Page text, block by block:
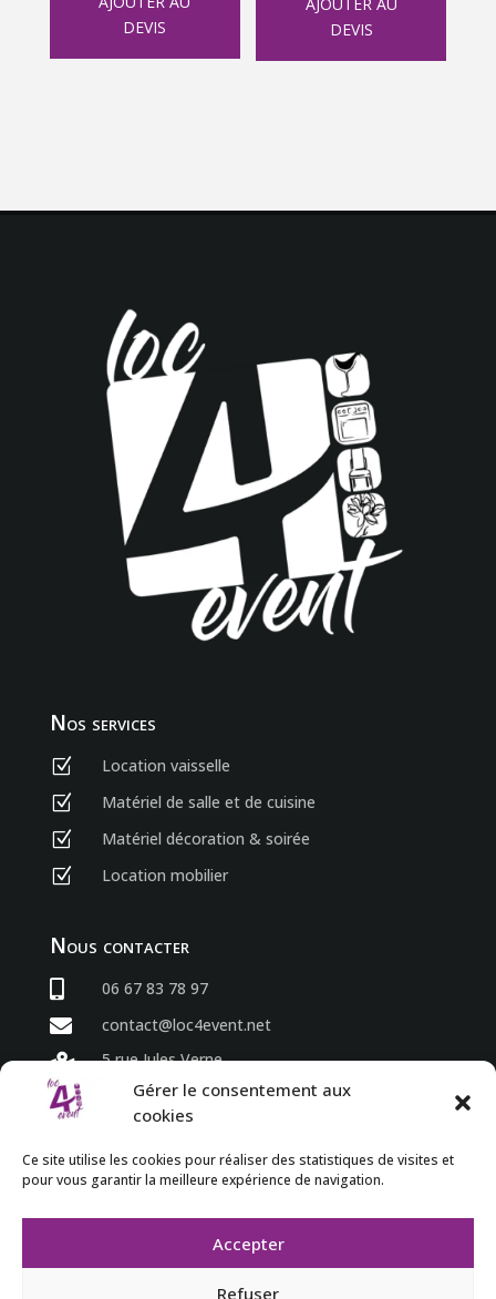
Gérer le consentement aux
cookies
Ce site utilise les cookies pour réaliser des statistiques de visites et
pour vous garantir la meilleure expérience de navigation.
Accepter
Refuser
DEVIS
DEVIS
Nos services
Z Location vaisselle
Z Matériel de salle et de cuisine
Z Matériel décoration & soirée
Z Location mobilier
Nous contacter
 06 67 83 78 97
 contact@loc4event.net

5 rue Jules Verne
86800 Sèvres Anxaumont
 du lundi au vendredi
 8h00 à 18h00